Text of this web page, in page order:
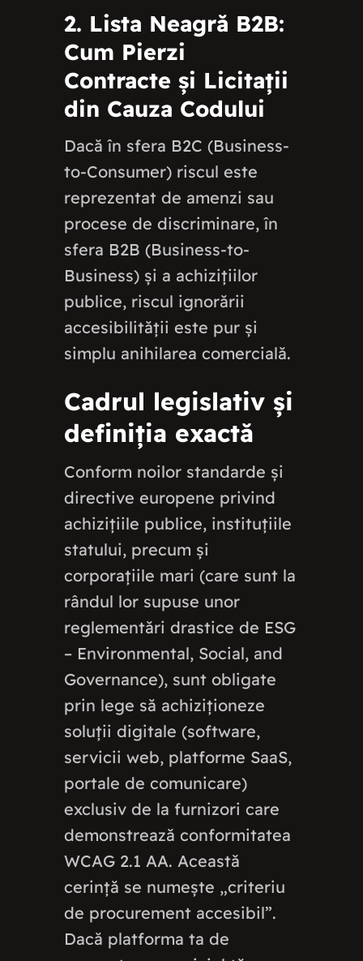
2. Lista Neagră B2B:
Cum Pierzi
Contracte și Licitații
din Cauza Codului
Dacă în sfera B2C (Business-
to-Consumer) riscul este
reprezentat de amenzi sau
procese de discriminare, în
sfera B2B (Business-to-
Business) și a achizițiilor
publice, riscul ignorării
accesibilității este pur și
simplu anihilarea comercială.
Cadrul legislativ și
definiția exactă
Conform noilor standarde și
directive europene privind
achizițiile publice, instituțiile
statului, precum și
corporațiile mari (care sunt la
rândul lor supuse unor
reglementări drastice de ESG
– Environmental, Social, and
Governance), sunt obligate
prin lege să achiziționeze
soluții digitale (software,
servicii web, platforme SaaS,
portale de comunicare)
exclusiv de la furnizori care
demonstrează conformitatea
WCAG 2.1 AA. Această
cerință se numește „criteriu
de procurement accesibil”.
Dacă platforma ta de